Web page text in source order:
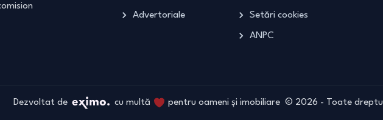
Advertoriale Setări cookies
ANPC
Dezvoltat de cu multă pentru oameni și imobiliare© 2026 - Toate